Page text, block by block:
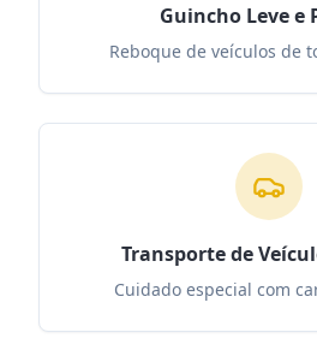
Guincho Leve e
Reboque de veículos de
Transporte de
Cuidado especial com